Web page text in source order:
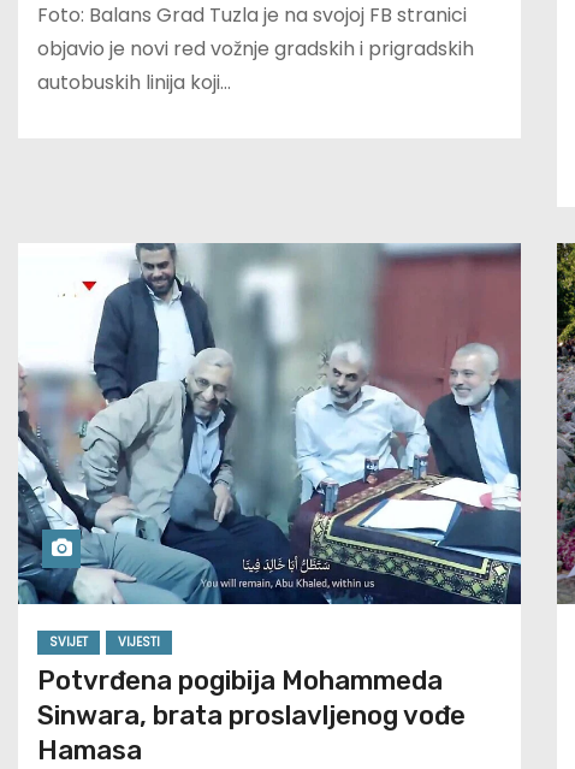
Foto: Balans Grad Tuzla je na svojoj FB stranici
objavio je novi red vožnje gradskih i prigradskih
autobuskih linija koji…
SVIJET VIJESTI
Potvrđena pogibija Mohammeda
Sinwara, brata proslavljenog vođe
Hamasa